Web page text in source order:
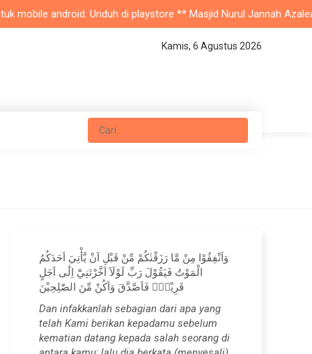
android. Unduh di playstore ** Masjid Nurul Jannah Azalea -
Kamis, 6 Agustus 2026
وَاَنْفِقُوْا مِنْ مَّا رَزَقْنٰكُمْ مِّنْ قَبْلِ اَنْ يَّأْتِيَ اَحَدَكُمُ
الْمَوْتُ فَيَقُوْلَ رَبِّ لَوْلَآ اَخَّرْتَنِيْٓ اِلٰٓى اَجَلٍ
قَرِيْبٍۚ فَاَصَّدَّقَ وَاَكُنْ مِّنَ الصّٰلِحِيْنَ
Dan infakkanlah sebagian dari apa yang
telah Kami berikan kepadamu sebelum
kematian datang kepada salah seorang di